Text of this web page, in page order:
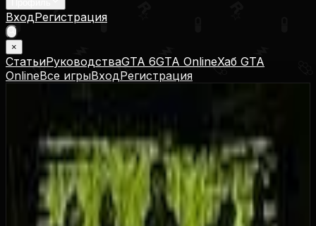
ВходРегистрация
×
СтатьиРуководстваGTA 6GTA OnlineХаб GTA
OnlineВсе игрыВходРегистрация
All's Right With the World